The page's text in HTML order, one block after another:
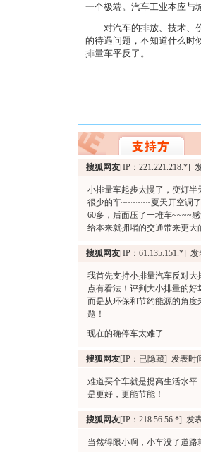
一个极端。汽车工业本应与
对汽车的排放、技术、价
的待遇问题，不知道什么时
排量车平反了。
搜狐网友[IP：221.221.218.*]
小排量车起步太慢了，变灯
很少的车~~~~~~夏天开空调
60多，后面压了一堆车~~~~
给本来就拥堵的交通带来更大
搜狐网友[IP：61.135.151.*] 发
我首先支持小排量汽车反对
点有看法！评判大小排量的
而是从环保和节约能源的角
题！
现在的确停车太难了
搜狐网友[IP：已隐藏] 发表时
难道买个车就是提高生活水
是更好，更能节能！
搜狐网友[IP：218.56.56.*] 发
当然得限小啊，小车没了道